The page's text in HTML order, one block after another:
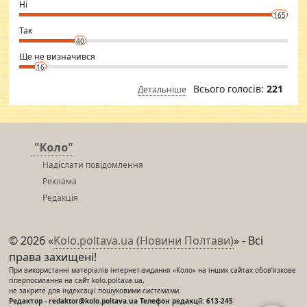
conscious in order to keep yourself fit and regularly go to the health
club.
⇒ sakshimirchandani.com
Ні
165
Так
40
Ще не визначився
16
Детальніше Всього голосів: 221
"Коло"
Надіслати повідомлення
Реклама
Редакція
© 2026 «Kolo.poltava.ua (Новини Полтави)» - Всі
права захищені!
При використанні матеріалів інтернет-видання «Коло» на інших сайтах обов’язкове
гіперпосилання на сайт kolo.poltava.ua,
не закрите для індексації пошуковими системами.
Редактор - redaktor@kolo.poltava.ua Телефон редакції: 613-245